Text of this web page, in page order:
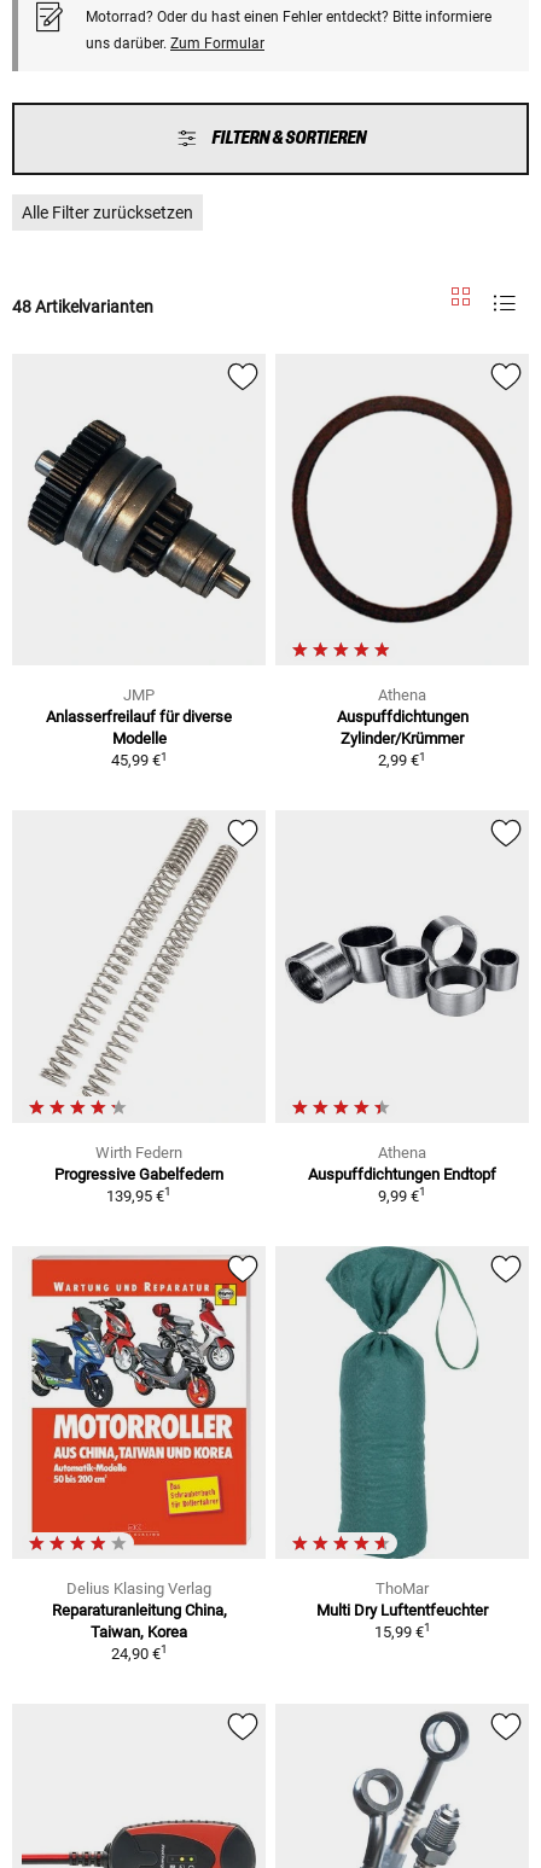
Motorrad? Oder du hast einen Fehler entdeckt? Bitte informiere
uns darüber. Zum Formular
FILTERN & SORTIEREN
Alle Filter zurücksetzen
48 Artikelvarianten
JMP
Anlasserfreilauf für diverse
Modelle
45,99 €1
Athena
Auspuffdichtungen
Zylinder/Krümmer
2,99 €1
Wirth Federn
Progressive Gabelfedern
139,95 €1
Athena
Auspuffdichtungen Endtopf
9,99 €1
Delius Klasing Verlag
Reparaturanleitung China,
Taiwan, Korea
24,90 €1
ThoMar
Multi Dry Luftentfeuchter
15,99 €1